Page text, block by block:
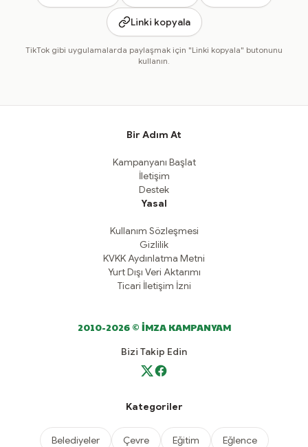
Linki kopyala
TikTok gibi uygulamalarda paylaşmak için "Linki kopyala" butonunu
kullanın.
Bir Adım At
Kampanyanı Başlat
İletişim
Destek
Yasal
Kullanım Sözleşmesi
Gizlilik
KVKK Aydınlatma Metni
Yurt Dışı Veri Aktarımı
Ticari İletişim İzni
2010-2026 © İMZA KAMPANYAM
Bizi Takip Edin
Kategoriler
Belediyeler Çevre Eğitim Eğlence